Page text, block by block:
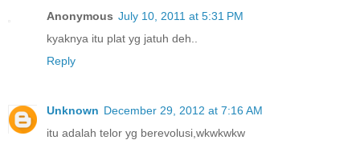
Anonymous July 10, 2011 at 5:31 PM
kyaknya itu plat yg jatuh deh..
Reply
Unknown December 29, 2012 at 7:16 AM
itu adalah telor yg berevolusi,wkwkwkw